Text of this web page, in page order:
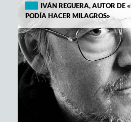
IVÁN REGUERA, AUTOR DE
PODÍA HACER MILAGROS»